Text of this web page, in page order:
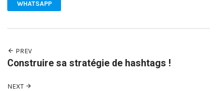
WHATSAPP
PREV
Construire sa stratégie de hashtags !
NEXT